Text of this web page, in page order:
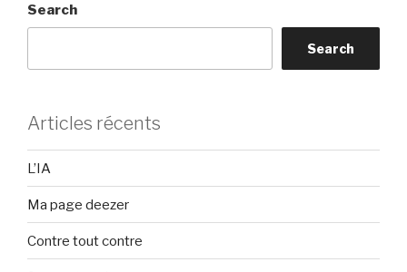
Search
Search
Articles récents
L’IA
Ma page deezer
Contre tout contre